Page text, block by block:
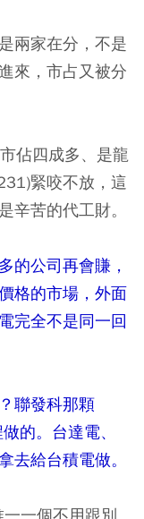
兩家在分，不是
來，市占又被分
佔四成多、是龍
緊咬不放，這
辛苦的代工財。
的公司再會賺，
格的市場，外面
完全不是同一回
聯發科那顆
的。台達電、
去給台積電做。